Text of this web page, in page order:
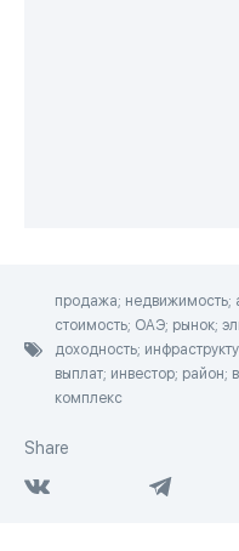
продажа; недвижимость;
стоимость; ОАЭ; рынок;
доходность;
выплат; инвестор; район;
комплекс
Share